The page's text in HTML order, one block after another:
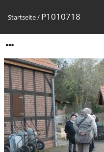
Startseite/ P1010718